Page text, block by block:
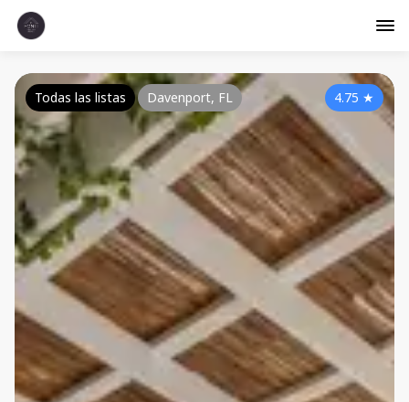
4.75 ★
Todas las listas Davenport, FL